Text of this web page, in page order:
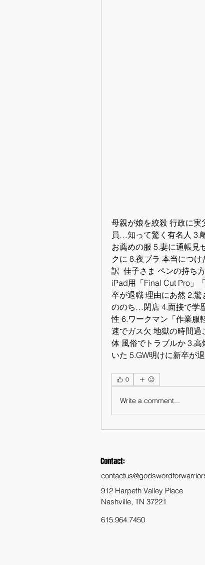
母親が娘を絞殺 行政に
員…知って驚く有名人 3.
お薦めの服 5.妻に通帳見
クに 8.夜ブラ 本当につ
訳  佳子さま ペンの持ち
iPad用「Final Cut Pro」
卒が退職 理由にあ然 2.
ののち…閉店 4.面接で学
性 6.ワークマン「作業服
速でガス欠 地獄の時間
体 風俗でトラブルか 3.
いた 5.GW明けに新卒が
0
Write a comment...
Contact:
912 Harpeth Valley Place
Nashville, TN 37221
615.964.7450